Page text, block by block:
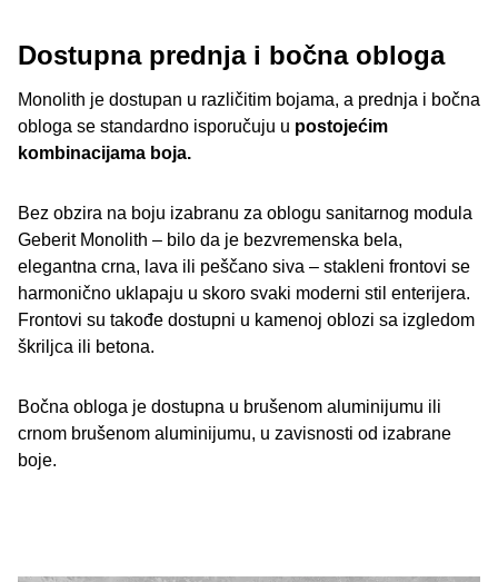
Dostupna prednja i bočna obloga
Monolith je dostupan u različitim bojama, a prednja i bočna
obloga se standardno isporučuju u postojećim
kombinacijama boja.
Bez obzira na boju izabranu za oblogu sanitarnog modula
Geberit Monolith – bilo da je bezvremenska bela,
elegantna crna, lava ili peščano siva – stakleni frontovi se
harmonično uklapaju u skoro svaki moderni stil enterijera.
Frontovi su takođe dostupni u kamenoj oblozi sa izgledom
škriljca ili betona.
Bočna obloga je dostupna u brušenom aluminijumu ili
crnom brušenom aluminijumu, u zavisnosti od izabrane
boje.